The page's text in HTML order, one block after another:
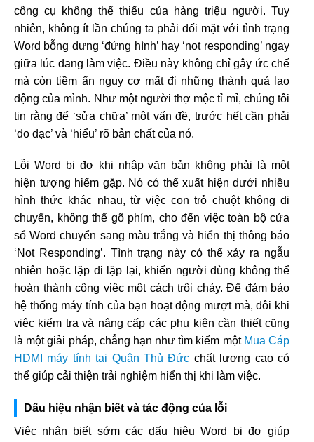
công cụ không thể thiếu của hàng triệu người. Tuy
nhiên, không ít lần chúng ta phải đối mặt với tình trạng
Word bỗng dưng ‘đứng hình’ hay ‘not responding’ ngay
giữa lúc đang làm việc. Điều này không chỉ gây ức chế
mà còn tiềm ẩn nguy cơ mất đi những thành quả lao
động của mình. Như một người thợ mộc tỉ mỉ, chúng tôi
tin rằng để ‘sửa chữa’ một vấn đề, trước hết cần phải
‘đo đạc’ và ‘hiểu’ rõ bản chất của nó.
Lỗi Word bị đơ khi nhập văn bản không phải là một
hiện tượng hiếm gặp. Nó có thể xuất hiện dưới nhiều
hình thức khác nhau, từ việc con trỏ chuột không di
chuyển, không thể gõ phím, cho đến việc toàn bộ cửa
sổ Word chuyển sang màu trắng và hiển thị thông báo
‘Not Responding’. Tình trạng này có thể xảy ra ngẫu
nhiên hoặc lặp đi lặp lại, khiến người dùng không thể
hoàn thành công việc một cách trôi chảy. Để đảm bảo
hệ thống máy tính của bạn hoạt động mượt mà, đôi khi
việc kiểm tra và nâng cấp các phụ kiện cần thiết cũng
là một giải pháp, chẳng hạn như tìm kiếm một Mua Cáp
HDMI máy tính tại Quận Thủ Đức chất lượng cao có
thể giúp cải thiện trải nghiệm hiển thị khi làm việc.
Dấu hiệu nhận biết và tác động của lỗi
Việc nhận biết sớm các dấu hiệu Word bị đơ giúp